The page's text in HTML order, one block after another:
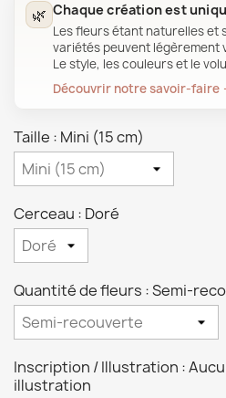
🌿 Chaque création est
Les fleurs étant naturelles et
variétés peuvent légèrement
Le style, les couleurs et le
Découvrir notre savoir-faire
Taille : Mini (15 cm)
Cerceau : Doré
Quantité de fleurs : Semi-
Inscription / Illustration :
illustration